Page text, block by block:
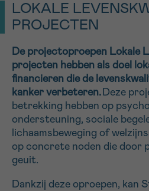
LOKALE
PROJECTEN
De projectoproepen Lokale
projecten hebben als doel
financieren die de
kanker verbeteren. Deze
betrekking hebben op
ondersteuning, sociale
lichaamsbeweging of
op concrete noden die door
geuit.
Dankzij deze oproepen, kan